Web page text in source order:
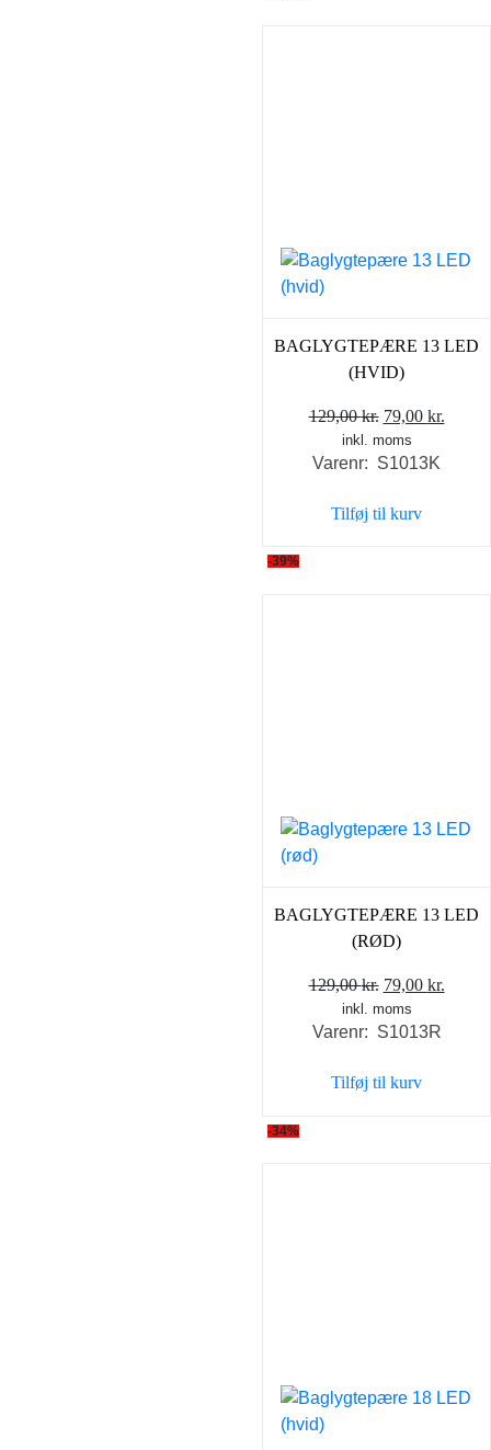
BAGLYGTEPÆRE 13 LED
(HVID)
129,00kr. Den
oprindelige
pris
129,00 kr..
79,00 kr.
inkl. moms
Varenr: S1013K
Tilføj til kurv
-39%
BAGLYGTEPÆRE 13 LED
(RØD)
129,00kr. Den
oprindelige
pris
129,00 kr..
79,00 kr.
inkl. moms
Varenr: S1013R
Tilføj til kurv
-34%